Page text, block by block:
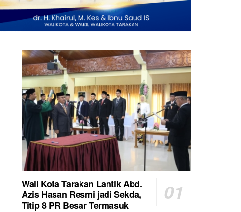
Wali Kota Tarakan Lantik Abd.
Azis Hasan Resmi jadi Sekda,
Titip 8 PR Besar Termasuk